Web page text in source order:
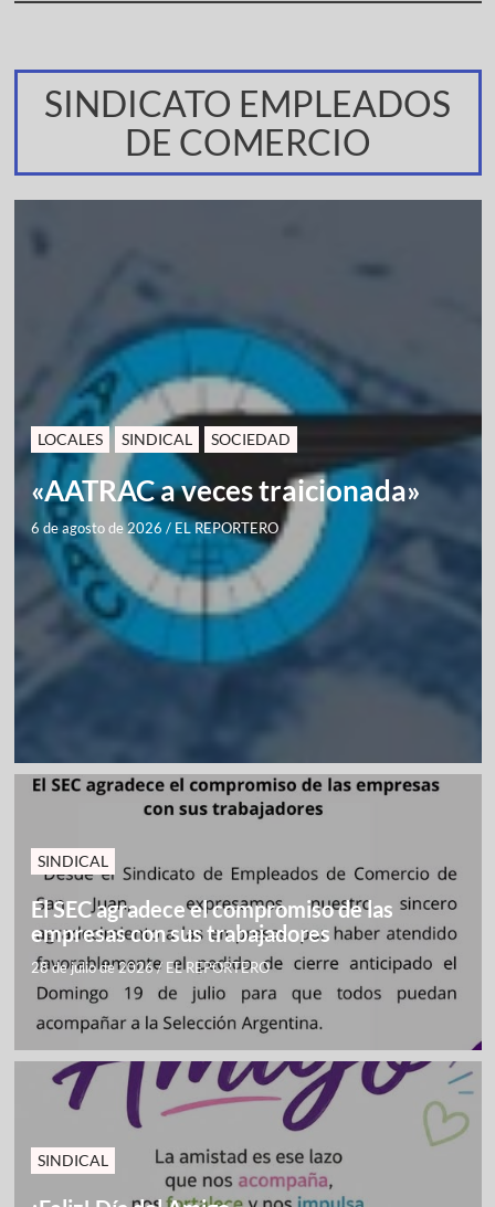
SINDICATO EMPLEADOS
DE COMERCIO
LOCALES SINDICAL SOCIEDAD
«AATRAC a veces traicionada»
6 de agosto de 2026 / EL REPORTERO
SINDICAL
El SEC agradece el compromiso de las
empresas con sus trabajadores
28 de julio de 2026/ EL REPORTERO
SINDICAL